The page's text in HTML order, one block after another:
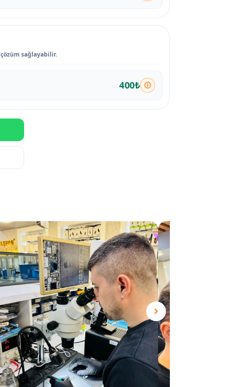
sağlayabilir.
400₺